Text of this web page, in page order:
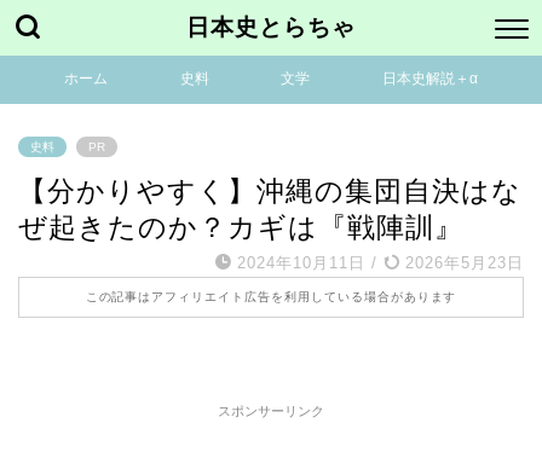
日本史とらちゃ
ホーム 史料 文学 日本史解説＋α
史料 PR
【分かりやすく】沖縄の集団自決はな
ぜ起きたのか？カギは『戦陣訓』
2024年10月11日 / 2026年5月23日
この記事はアフィリエイト広告を利用している場合があります
スポンサーリンク